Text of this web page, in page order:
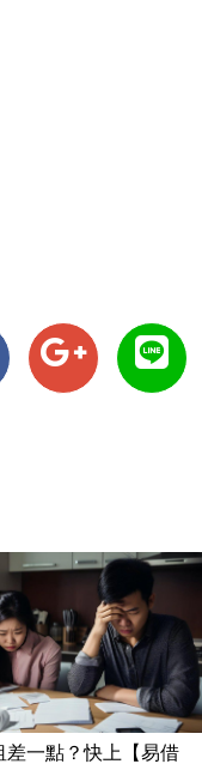
差一點？快上【易借